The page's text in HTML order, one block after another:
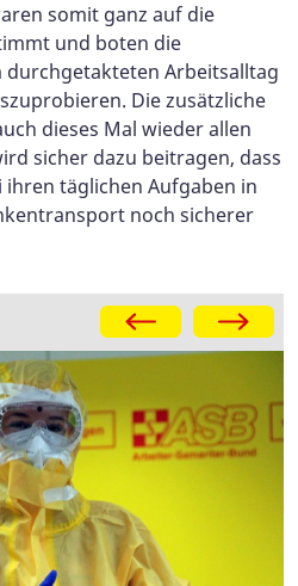
somit ganz auf die
und boten die
durchgetakteten Arbeitsalltag
Die zusätzliche
dieses Mal wieder allen
sicher dazu beitragen, dass
ihren täglichen Aufgaben in
noch sicherer